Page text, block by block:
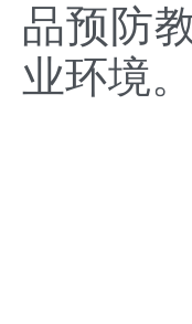
品预防
业环境。